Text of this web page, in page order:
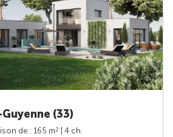
(33)
de : 165 m2
| 4 ch.